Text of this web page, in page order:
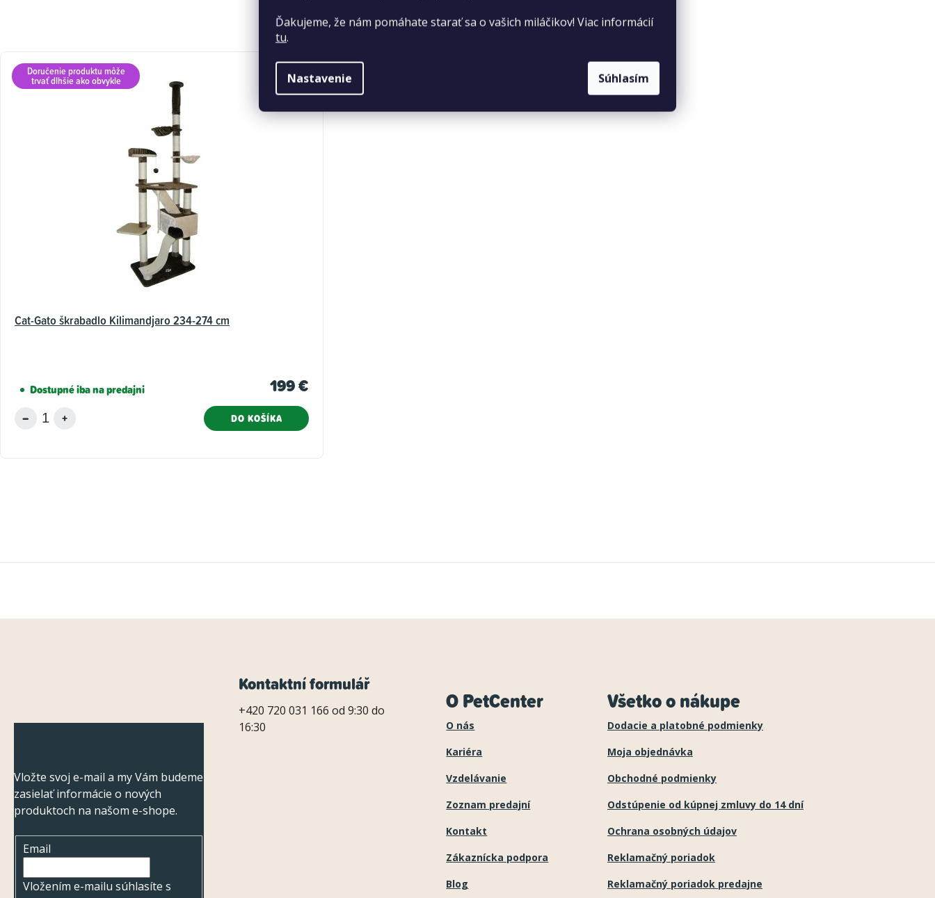
Ďakujeme, že nám pomáhate starať sa o vašich miláčikov! Viac informácií
tu.
Nastavenie Súhlasím
Doručenie produktu môže
trvať dlhšie ako obvykle
Cat-Gato škrabadlo Kilimandjaro 234-274 cm
Dostupné iba na predajni 199 €
DO KOŠÍKA
Vložte svoj e-mail a my Vám budeme
zasielať informácie o nových
produktoch na našom e-shope.
Email
Vložením e-mailu súhlasíte s
Kontaktní formulář
+420 720 031 166 od 9:30 do
16:30
O PetCenter
O nás
Kariéra
Vzdelávanie
Zoznam predajní
Kontakt
Zákaznícka podpora
Blog
Všetko o nákupe
Dodacie a platobné podmienky
Moja objednávka
Obchodné podmienky
Odstúpenie od kúpnej zmluvy do 14 dní
Ochrana osobných údajov
Reklamačný poriadok
Reklamačný poriadok predajne